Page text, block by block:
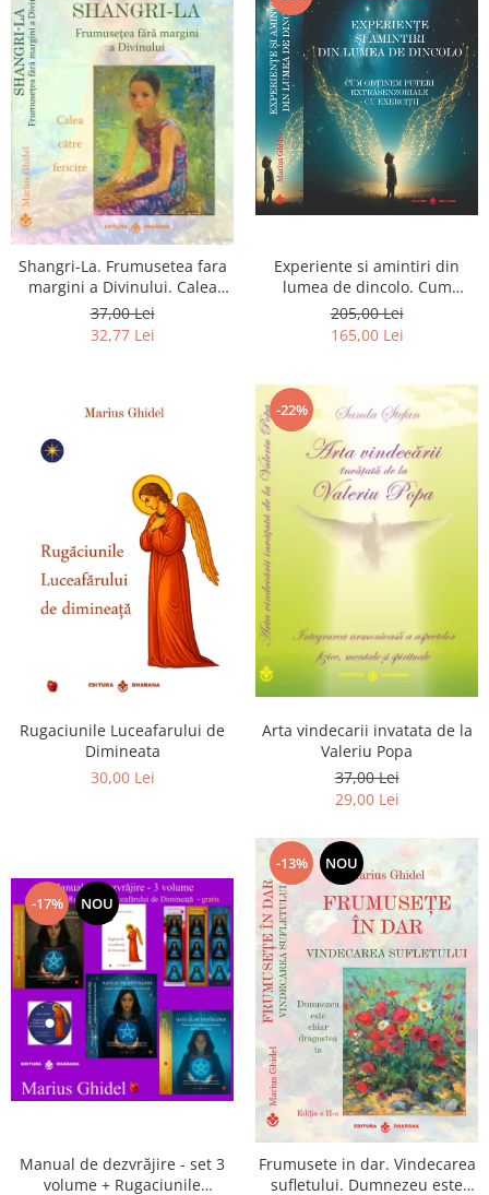
Shangri-La. Frumusetea fara
margini a Divinului. Calea
catre fericire
37,00 Lei
32,77 Lei
Experiente si amintiri din
lumea de dincolo. Cum
obtinem puteri
extrasenzoriale - cu exercitii
205,00 Lei
165,00 Lei
Rugaciunile Luceafarului de
Dimineata
30,00 Lei
-22%
Arta vindecarii invatata de la
Valeriu Popa
37,00 Lei
29,00 Lei
-17% NOU
Manual de dezvrăjire - set 3
volume + Rugaciunile
-13% NOU
Frumusete in dar. Vindecarea
sufletului. Dumnezeu este